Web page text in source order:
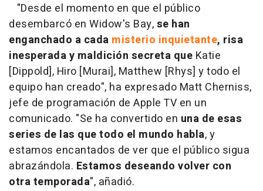
"Desde el momento en que el público
desembarcó en Widow's Bay,se han
enganchado a cada misterio inquietante, risa
inesperada y maldición secreta que Katie
[Dippold], Hiro [Murai], Matthew [Rhys] y todo el
equipo han creado", ha expresado Matt Cherniss,
jefe de programación de Apple TV en un
comunicado. "Se ha convertido en una de esas
series de las que todo el mundo habla, y
estamos encantados de ver que el público sigua
abrazándola. Estamos deseando volver con
otra temporada", añadió.